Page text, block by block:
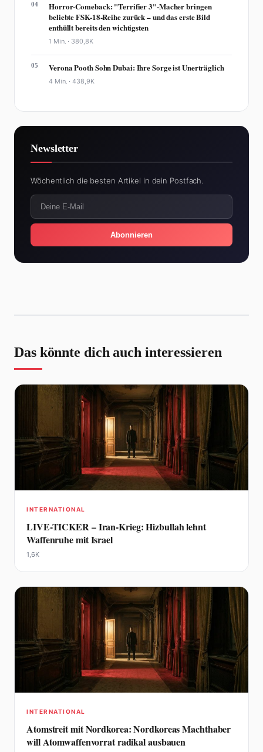
04
Horror-Comeback: "Terrifier 3"-Macher bringen
beliebte FSK-18-Reihe zurück – und das erste Bild
enthüllt bereits den wichtigsten
1 Min. · 380,8K
05 Verona Pooth Sohn Dubai: Ihre Sorge ist Unerträglich
4 Min. ·438,9K
Newsletter
Wöchentlich die besten Artikel in dein Postfach.
Abonnieren
Das könnte dich auch interessieren
INTERNATIONAL
LIVE-TICKER – Iran-Krieg: Hizbullah lehnt
Waffenruhe mit Israel
1,6K
INTERNATIONAL
Atomstreit mit Nordkorea: Nordkoreas Machthaber
will Atomwaffenvorrat radikal ausbauen